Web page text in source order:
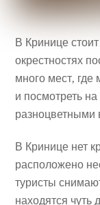
В Кринице
окрестностях
много мест, где
и посмотреть
разноцветными
В Кринице нет
расположено
туристы
находятся